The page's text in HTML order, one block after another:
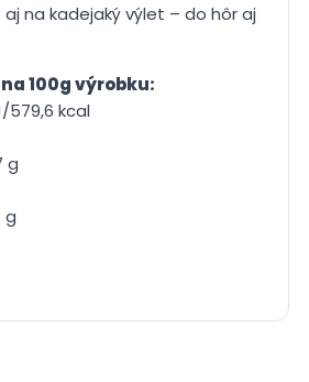
na kadejaký výlet – do hôr aj
100g výrobku:
579,6 kcal
g
g